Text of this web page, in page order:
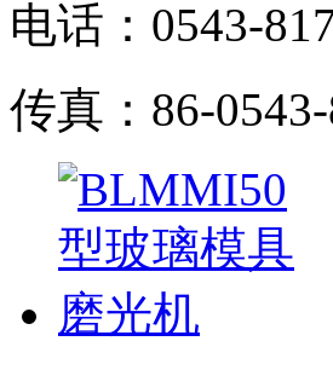
电话：0543-
传真：86-